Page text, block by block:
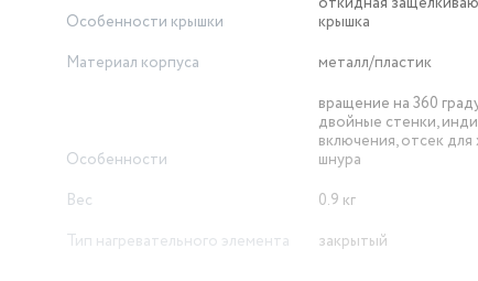
Особенности крышки
крышка
Материал корпуса
металл/пластик
Особенности
вращение на 360
двойные стенки,
включения, отсек для
шнура
Вес
0.9 кг
Тип нагревательного элемента
закрытый